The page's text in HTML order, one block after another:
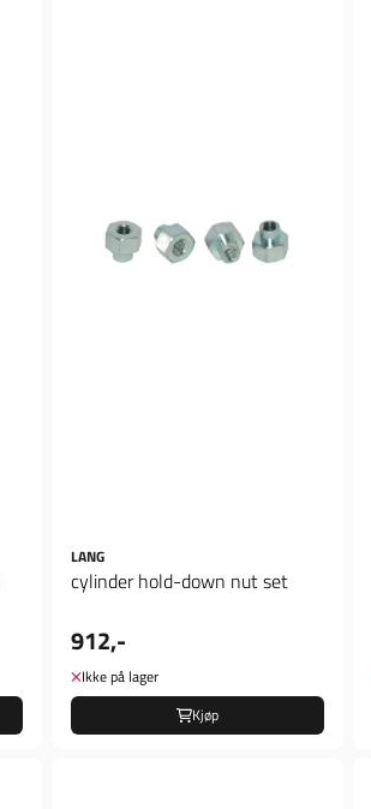
LANG
cylinder hold-down nut set
912,-
Ikke på lager
Kjøp